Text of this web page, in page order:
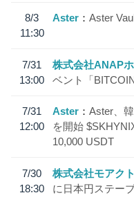
8/3
11:30
Aster Aster
7/31
13:00
株式会社ANAP
ベント「
7/31
12:00
Aster
Aster、
を開始
10,000 USDT
7/30
18:30
株式会社モアクト
に日本円ステー